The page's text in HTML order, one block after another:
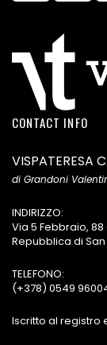
CONTACT INFO
VISPATERESA
di Grandoni
INDIRIZZO:
Via 5 Febbraio,
Repubblica di San
TELEFONO:
(+378) 0549
Iscritto al registro